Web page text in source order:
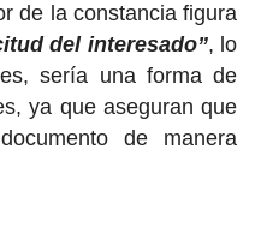
de la constancia figura
del interesado”, lo
sería una forma de
ya que aseguran que
de manera